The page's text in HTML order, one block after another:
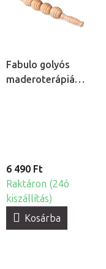
Fabulo golyós
maderoterápiás
6 490 Ft
Raktáron (24ó
kiszállítás)
Kosárba